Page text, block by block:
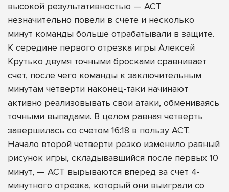
высокой результативностью — АСТ
незначительно повели в счете и несколько
минут команды больше отрабатывали в защите.
К середине первого отрезка игры Алексей
Крутько двумя точными бросками сравнивает
счет, после чего команды к заключительным
минутам четверти наконец-таки начинают
активно реализовывать свои атаки, обмениваясь
точными выпадами. В целом равная четверть
завершилась со счетом 16:18 в пользу АСТ.
Начало второй четверти резко изменило равный
рисунок игры, складывавшийся после первых 10
минут, — АСТ вырываются вперед за счет 4-
минутного отрезка, который они выиграли со